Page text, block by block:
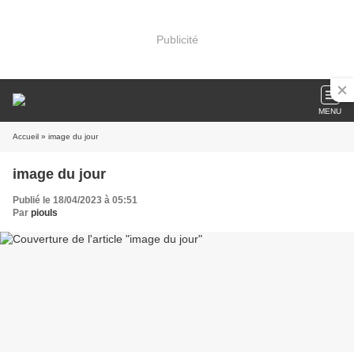
Publicité
MENU
Accueil » image du jour
image du jour
Publié le 18/04/2023 à 05:51
Par piouls